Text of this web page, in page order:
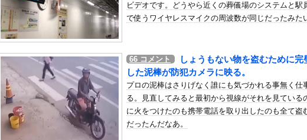
【画像】この女優さん、可愛すぎる
【朗報】齋藤飛鳥、前屈みで完全に見えてる動画が拡散されてしまう…
海外「日本よ、お前がナンバーワンだ」 熊本地震直後の日本の対応のスピードに世界が衝撃
勇気を出して白人美女にチン凸したアジア人短小男
、爆笑されてしまうｗｗｗ
10年もの間浮気してた嫁。まさかと思い長男のDNA鑑定をするがいいな？と問うと、元嫁...
ウクライナ侵攻以降、ロシア軍兵士のHIV感染が2000％急増…ウクライナメディア！
【配信者】「金バエ」のSNS更新が1週間途絶え、様々な憶測が飛び交う。1週間ぶりの投...
ビデオです。どうやら近くの葬儀場のシステムと駅
で使うワイヤレスマイクの周波数が同じだったみた
66 コメント
しょうもない物を盗むために完
した泥棒が防犯カメラに映る。
プロの泥棒はさりげなく誰にも気づかれる事無く仕
る。見直してみると最初から視線がそれを見ている
に火をつけたのも携帯電話を取り出したのも全て盗
だったんだなあ。